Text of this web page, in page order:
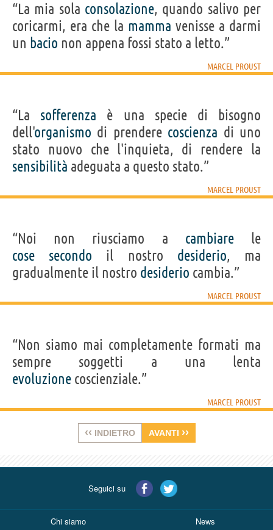
“La mia sola consolazione, quando salivo per
coricarmi, era che la mamma venisse a darmi
un bacio non appena fossi stato a letto.”
MARCEL PROUST
“La sofferenza è una specie di bisogno
dell'organismo di prendere coscienza di uno
stato nuovo che l'inquieta, di rendere la
sensibilità adeguata a questo stato.”
MARCEL PROUST
“Noi non riusciamo a cambiarele
cose
secondo il nostro desiderio, ma
gradualmente il nostro desiderio cambia.”
MARCEL PROUST
“Non siamo mai completamente formati ma
sempre soggetti a una lenta
evoluzione coscienziale.”
MARCEL PROUST
‹‹ INDIETRO AVANTI ››
Seguici su
Chi siamo News